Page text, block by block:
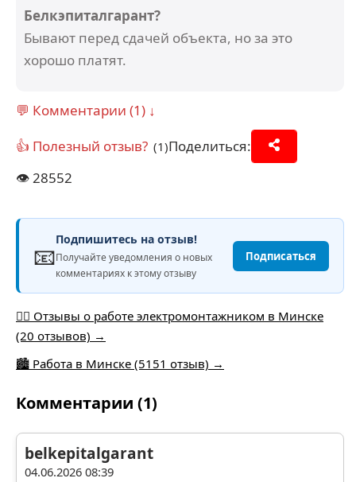
Белкэпиталгарант?
Бывают перед сдачей объекта, но за это
хорошо платят.
💬 Комментарии (1) ↓
👍 Полезный отзыв? (1)Поделиться:
👁️28552
📧
Подпишитесь на отзыв!
Получайте уведомления о новых
комментариях к этому отзыву
Подписаться
👷‍♂️ Отзывы о работе электромонтажником в Минске
(20 отзывов) →
🏙️ Работа в Минске (5151 отзыв) →
Комментарии (1)
belkepitalgarant
04.06.2026 08:39